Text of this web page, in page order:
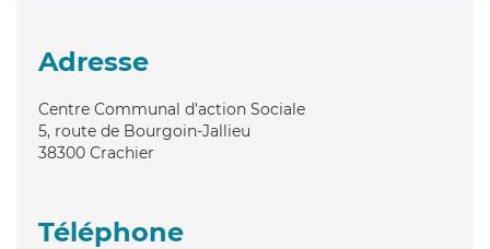
Adresse
Centre Communal d'action Sociale
5, route de Bourgoin-Jallieu
38300 Crachier
Téléphone